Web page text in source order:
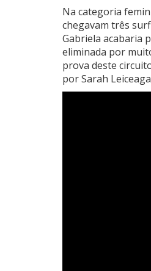
Na categoria
chegavam três
Gabriela acabaria
eliminada por
prova deste
por Sarah